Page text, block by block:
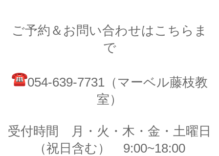
ご予約＆お問い合わせはこちらま
で
054-639-7731（マーベル藤枝教
室）
受付時間 月・火・木・金・土曜日
（祝日含む） 9:00~18:00